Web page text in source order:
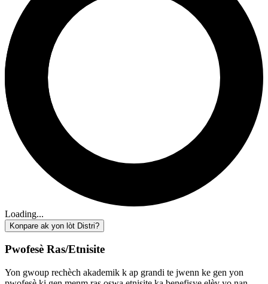
Loading...
Konpare ak yon lòt Distri?
Pwofesè Ras/Etnisite
Yon gwoup rechèch akademik k ap grandi te jwenn ke gen yon